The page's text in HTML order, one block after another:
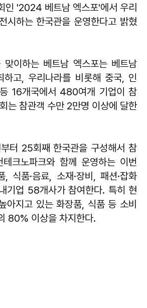
인 '2024 베트남 엑스포'에서 우리
시하는 한국관을 운영한다고 밝혔
이하는 베트남 엑스포는 베트남
하고, 우리나라를 비롯해 중국, 인
16개국에서 480여개 기업이 참
는 참관객 수만 2만명 이상에 달한
터 25회째 한국관을 구성해서 참
크노파크와 함께 운영하는 이번
, 식품·음료, 소재·장비, 패션·잡화
기업 58개사가 참여한다. 특히 현
아지고 있는 화장품, 식품 등 소비
80% 이상을 차지한다.